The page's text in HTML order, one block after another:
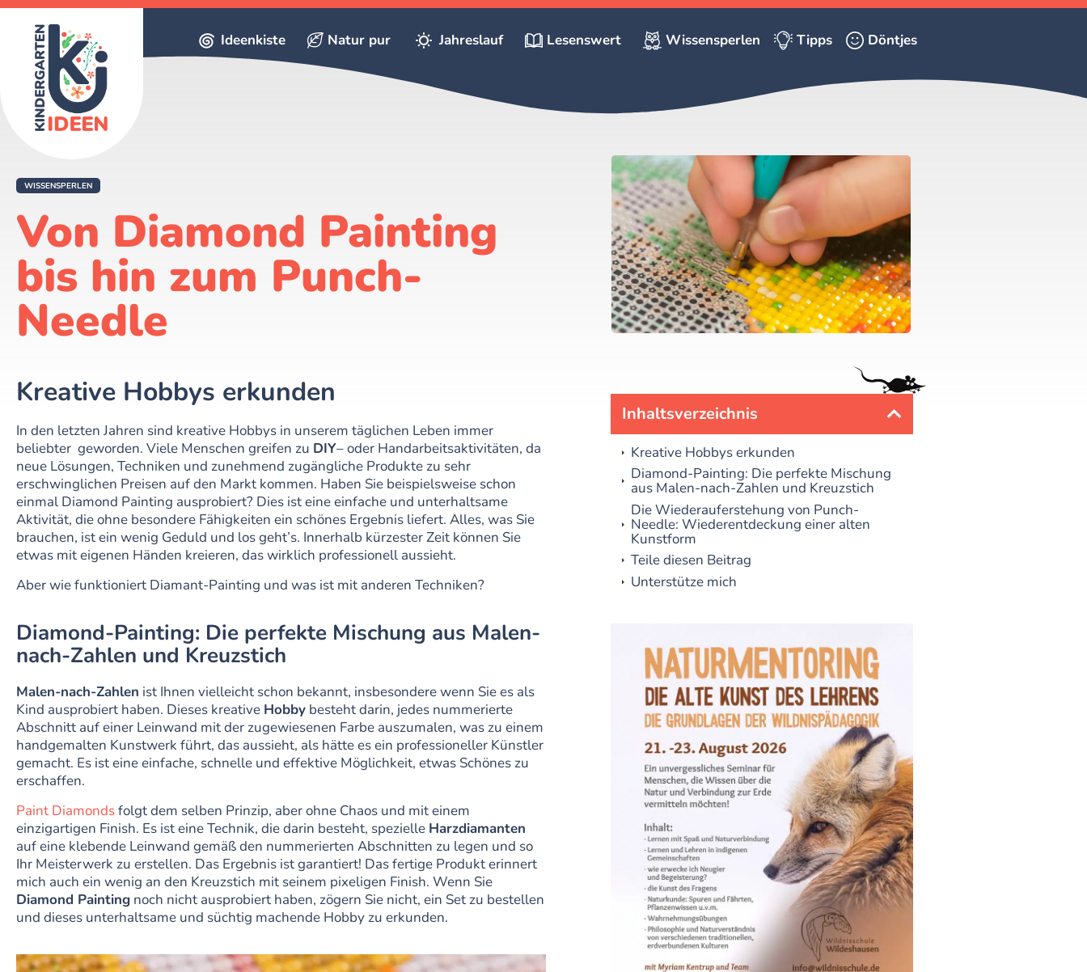
Ideenkiste Natur pur Jahreslauf Lesenswert Wissensperlen Tipps Döntjes
WISSENSPERLEN
Von Diamond Painting
bis hin zum Punch-
Needle
Kreative Hobbys erkunden
In den letzten Jahren sind kreative Hobbys in unserem täglichen Leben immer
beliebter geworden. Viele Menschen greifen zu DIY– oder Handarbeitsaktivitäten, da
neue Lösungen, Techniken und zunehmend zugängliche Produkte zu sehr
erschwinglichen Preisen auf den Markt kommen. Haben Sie beispielsweise schon
einmal Diamond Painting ausprobiert? Dies ist eine einfache und unterhaltsame
Aktivität, die ohne besondere Fähigkeiten ein schönes Ergebnis liefert. Alles, was Sie
brauchen, ist ein wenig Geduld und los geht’s. Innerhalb kürzester Zeit können Sie
etwas mit eigenen Händen kreieren, das wirklich professionell aussieht.
Aber wie funktioniert Diamant-Painting und was ist mit anderen Techniken?
Diamond-Painting: Die perfekte Mischung aus Malen-
nach-Zahlen und Kreuzstich
Malen-nach-Zahlen ist Ihnen vielleicht schon bekannt, insbesondere wenn Sie es als
Kind ausprobiert haben. Dieses kreative Hobby besteht darin, jedes nummerierte
Abschnitt auf einer Leinwand mit der zugewiesenen Farbe auszumalen, was zu einem
handgemalten Kunstwerk führt, das aussieht, als hätte es ein professioneller Künstler
gemacht. Es ist eine einfache, schnelle und effektive Möglichkeit, etwas Schönes zu
erschaffen.
Paint Diamondsfolgt dem selben Prinzip, aber ohne Chaos und mit einem
einzigartigen Finish. Es ist eine Technik, die darin besteht, spezielle Harzdiamanten
auf eine klebende Leinwand gemäß den nummerierten Abschnitten zu legen und so
Ihr Meisterwerk zu erstellen. Das Ergebnis ist garantiert! Das fertige Produkt erinnert
mich auch ein wenig an den Kreuzstich mit seinem pixeligen Finish. Wenn Sie
Diamond Painting noch nicht ausprobiert haben, zögern Sie nicht, ein Set zu bestellen
und dieses unterhaltsame und süchtig machende Hobby zu erkunden.
Inhaltsverzeichnis
Kreative Hobbys erkunden
Diamond-Painting: Die perfekte Mischung
aus Malen-nach-Zahlen und Kreuzstich
Die Wiederauferstehung von Punch-
Needle: Wiederentdeckung einer alten
Kunstform
Teile diesen Beitrag
Unterstütze mich